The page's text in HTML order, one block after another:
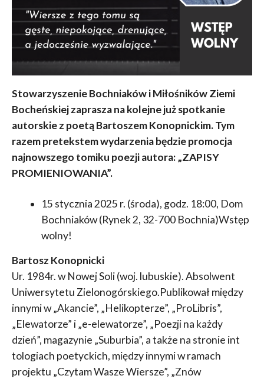
Stowarzyszenie Bochniaków i Miłośników Ziemi
Bocheńskiej zaprasza na kolejne już spotkanie
autorskie z poetą Bartoszem Konopnickim. Tym
razem pretekstem wydarzenia będzie promocja
najnowszego tomiku poezji autora: „ZAPISY
PROMIENIOWANIA”.
15 stycznia 2025 r. (środa), godz. 18:00, Dom
Bochniaków (Rynek 2, 32-700 Bochnia)Wstęp
wolny!
Bartosz Konopnicki
Ur. 1984r. w Nowej Soli (woj. lubuskie). Absolwent
Uniwersytetu Zielonogórskiego.Publikował między
innymi w „Akancie”, „Helikopterze”, „ProLibris”,
„Elewatorze” i „e-elewatorze”, „Poezji na każdy
dzień”, magazynie „Suburbia”, a także na stronie int
tologiach poetyckich, między innymi w ramach
projektu „Czytam Wasze Wiersze”, „Znów